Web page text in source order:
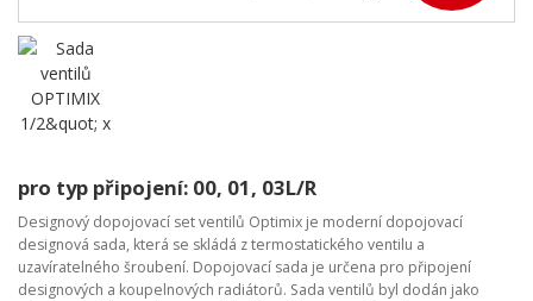
pro typ připojení: 00, 01, 03L/R
Designový dopojovací set ventilů Optimix je moderní dopojovací
designová sada, která se skládá z termostatického ventilu a
uzavíratelného šroubení. Dopojovací sada je určena pro připojení
designových a koupelnových radiátorů. Sada ventilů byl dodán jako